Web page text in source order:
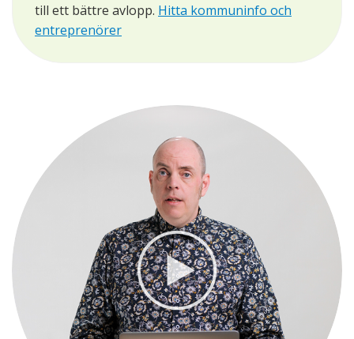
till ett bättre avlopp. Hitta kommuninfo och
entreprenörer